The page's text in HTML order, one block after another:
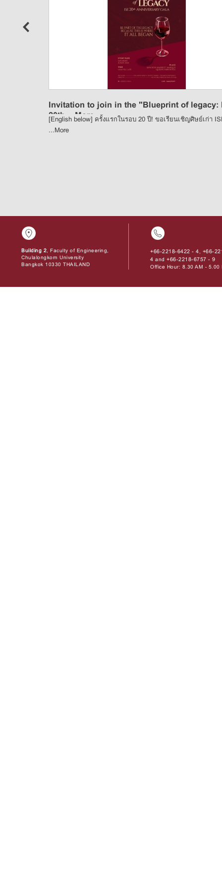
Invitation to join in the "Blueprint of legacy:
20th ...More
[English below] ครั้งแรกในรอบ 20 ปี! ขอเรียนเชิญศิษย์เก่า
...More
Building 2 , Faculty of Engineering,
Chulalongkorn University
Bangkok 10330 THAILAND
+66-2218-6422 - 4
+66-
4 and+66-2218-6757 - 9
Office Hour: 8.30 AM - 5.00